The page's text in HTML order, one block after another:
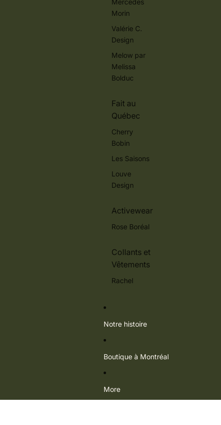
Mercedes
Morin
Valérie C.
Design
Melow par
Melissa
Bolduc
Fait au
Québec
Cherry
Bobin
Les Saisons
Louve
Design
Activewear
Rose Boréal
Collants et
Vêtements
Rachel
Notre histoire
Boutique à Montréal
More
Passer aux informations sur le produit